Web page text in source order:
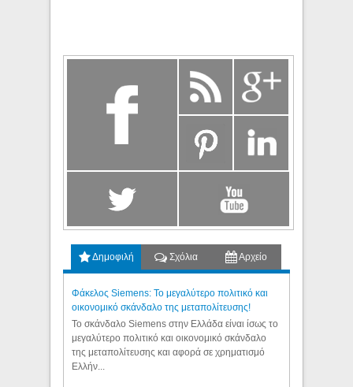
Δημοφιλή Σχόλια Αρχείο
Φάκελος Siemens: Το μεγαλύτερο πολιτικό και
οικονομικό σκάνδαλο της μεταπολίτευσης!
Το σκάνδαλο Siemens στην Ελλάδα είναι ίσως το
μεγαλύτερο πολιτικό και οικονομικό σκάνδαλο
της μεταπολίτευσης και αφορά σε χρηματισμό
Ελλήν...